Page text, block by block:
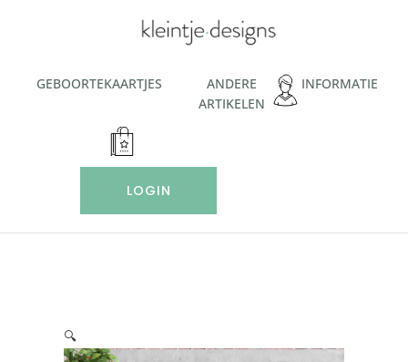
inhoudGEBOORTEKAARTJES
ANDERE
ARTIKELEN
INFORMATIE
LOGIN
🔍